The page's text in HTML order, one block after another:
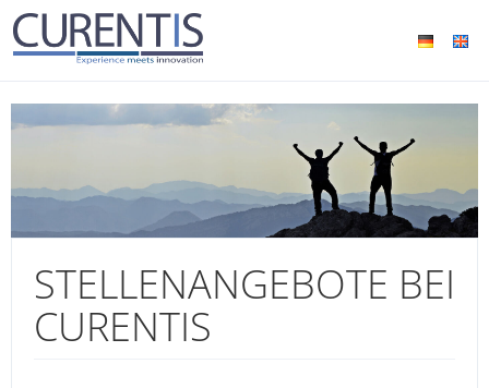
STELLENANGEBOTE BEI
CURENTIS